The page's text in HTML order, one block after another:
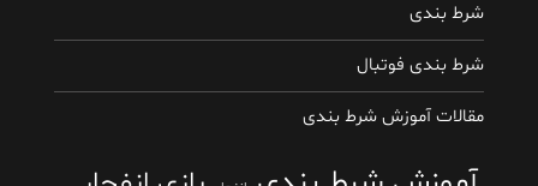
شرط بندی
شرط بندی فوتبال
مقالات آموزش شرط بندی